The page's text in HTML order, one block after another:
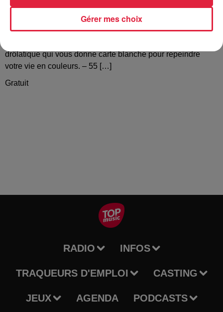
Rendez-vous à 15h à Salle polyvalente de Sundhouse -
drôlatique qui vous donne carte blanche pour repeindre
votre vie en couleurs. – 55 […]
Gratuit
RADIO INFOS
TRAQUEURS D'EMPLOI CASTING
JEUX AGENDA PODCASTS
Gérer mes choix